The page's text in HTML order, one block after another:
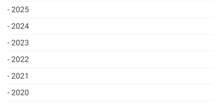
2025
2024
2023
2022
2021
2020